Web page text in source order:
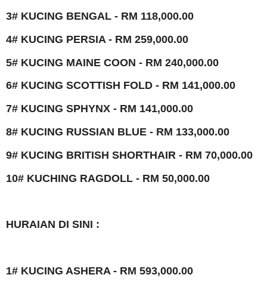
3# KUCING BENGAL - RM 118,000.00
4# KUCING PERSIA - RM 259,000.00
5# KUCING MAINE COON - RM 240,000.00
6# KUCING SCOTTISH FOLD - RM 141,000.00
7# KUCING SPHYNX - RM 141,000.00
8# KUCING RUSSIAN BLUE - RM 133,000.00
9# KUCING BRITISH SHORTHAIR - RM 70,000.00
10# KUCHING RAGDOLL - RM 50,000.00
HURAIAN DI SINI :
1# KUCING ASHERA - RM 593,000.00